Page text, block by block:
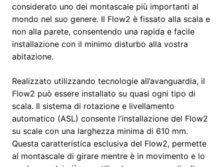
considerato uno dei montascale più importanti al
mondo nel suo genere. Il Flow2 è fissato alla scala e
non alla parete, consentendo una rapida e facile
installazione con il minimo disturbo alla vostra
abitazione.
Realizzato utilizzando tecnologie all’avanguardia, il
Flow2 può essere installato su quasi ogni tipo di
scala. Il sistema di rotazione e livellamento
automatico (ASL) consente l’installazione del Flow2
su scale con una larghezza minima di 610 mm.
Questa caratteristica esclusiva del Flow2, permette
al montascale di girare mentre è in movimento e lo